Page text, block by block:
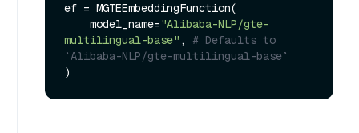
ef = MGTEEmbeddingFunction(
    model_name=
"Alibaba-NLP/gte-
multilingual-base" , # Defaults to
`Alibaba-NLP/gte-multilingual-base`